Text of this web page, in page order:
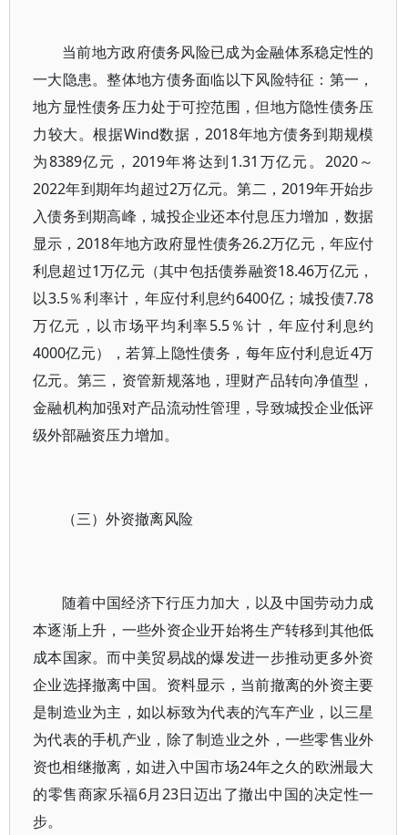
当前地方政府债务风险已成为金融体系稳定性的
一大隐患。整体地方债务面临以下风险特征：第一，
地方显性债务压力处于可控范围，但地方隐性债务压
力较大。根据Wind数据，2018年地方债务到期规模
为8389亿元，2019年将达到1.31万亿元。2020～
2022年到期年均超过2万亿元。第二，2019年开始步
入债务到期高峰，城投企业还本付息压力增加，数据
显示，2018年地方政府显性债务26.2万亿元，年应付
利息超过1万亿元（其中包括债券融资18.46万亿元，
以3.5％利率计，年应付利息约6400亿；城投债7.78
万亿元，以市场平均利率5.5％计，年应付利息约
4000亿元），若算上隐性债务，每年应付利息近4万
亿元。第三，资管新规落地，理财产品转向净值型，
金融机构加强对产品流动性管理，导致城投企业低评
级外部融资压力增加。
（三）外资撤离风险
随着中国经济下行压力加大，以及中国劳动力成
本逐渐上升，一些外资企业开始将生产转移到其他低
成本国家。而中美贸易战的爆发进一步推动更多外资
企业选择撤离中国。资料显示，当前撤离的外资主要
是制造业为主，如以标致为代表的汽车产业，以三星
为代表的手机产业，除了制造业之外，一些零售业外
资也相继撤离，如进入中国市场24年之久的欧洲最大
的零售商家乐福6月23日迈出了撤出中国的决定性一
步。